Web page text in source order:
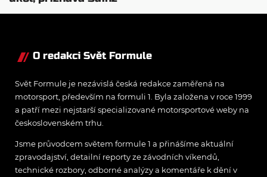
O redakci Svět Formule
Svět Formule je nezávislá česká redakce zaměřená na
motorsport, především na formuli 1. Byla založena v roce 1999
a patří mezi nejstarší specializované motorsportové weby na
československém trhu.
Jsme průvodcem světem formule 1 a přinášíme aktuální
zpravodajství, detailní reporty ze závodních víkendů,
technické rozbory, odborné analýzy a komentáře k dění v